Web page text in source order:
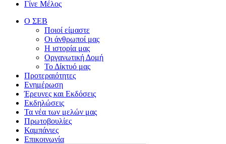
Γίνε Μέλος
Ο ΣΕΒ
Ποιοί είμαστε
Οι άνθρωποί μας
Η ιστορία μας
Οργανωτική Δομή
Το Δίκτυό μας
Προτεραιότητες
Ενημέρωση
Έρευνες και Εκδόσεις
Εκδηλώσεις
Τα νέα των μελών μας
Πρωτοβουλίες
Καμπάνιες
Επικοινωνία